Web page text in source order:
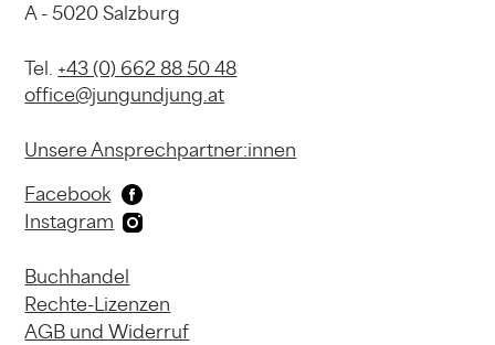
A - 5020 Salzburg
Tel. +43 (0) 662 88 50 48
office@jungundjung.at
Unsere Ansprechpartner:innen
Facebook
Instagram
Buchhandel
Rechte-Lizenzen
AGB und Widerruf